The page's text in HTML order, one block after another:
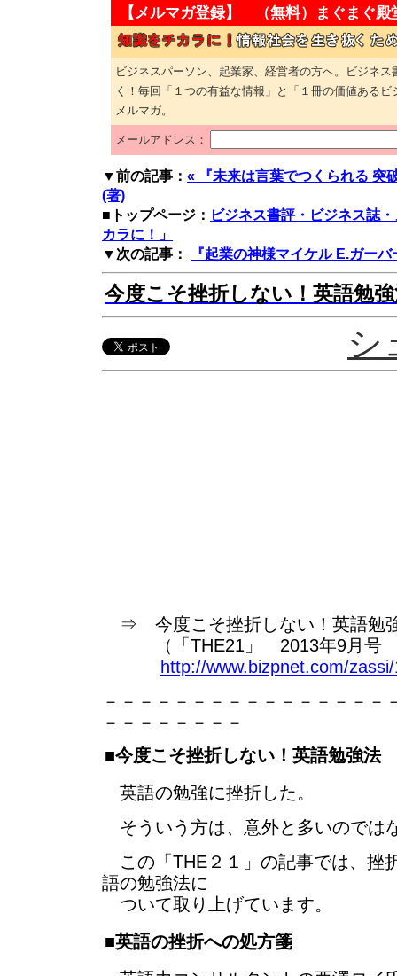
【メルマガ登録】 （無料） まぐまぐ殿
ビジネスパーソン、起業家、経営者の方へ。ビジネ
く！毎回「１つの有益な情報」と「１冊の価値ある
メルマガ。
メールアドレス：
▼前の記事： « 『未来は言葉でつくられる 突
(著)
■トップページ： ビジネス書評・ビジネス誌
カラに！」
▼次の記事：
『起業の神様マイケル E.ガー
今度こそ挫折しない！英語勉
シ
⇒ 今度こそ挫折しない！英語勉
（「THE21」 2013年9月号
http://www.bizpnet.com/
－－－－－－－－－－－－－－－－
－－－－－－－－
■今度こそ挫折しない！英語勉強法
英語の勉強に挫折した。
そういう方は、意外と多いのでは
この「THE２１」の記事では、挫
語の勉強法に
ついて取り上げています。
■英語の挫折への処方箋